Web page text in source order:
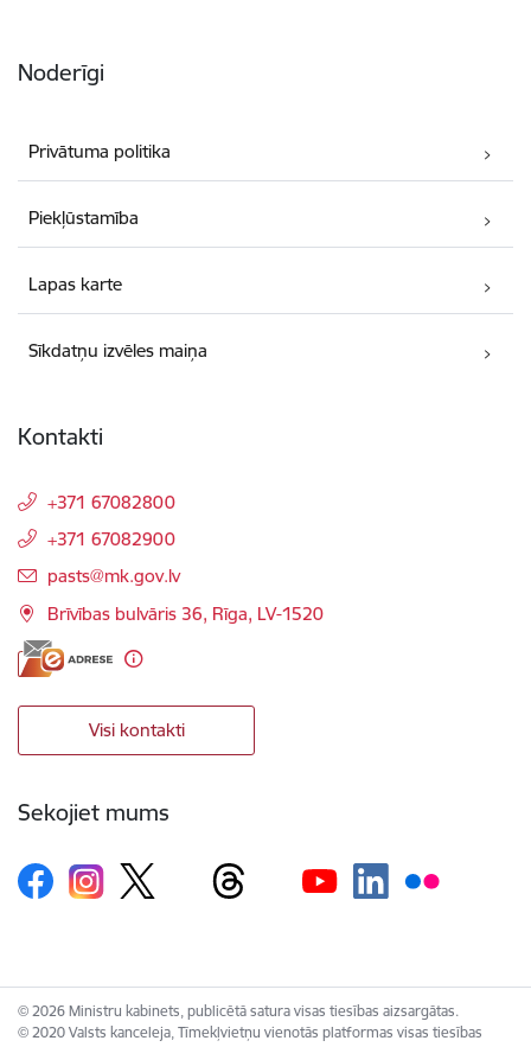
Noderīgi
Privātuma politika
Piekļūstamība
Lapas karte
Sīkdatņu izvēles maiņa
Kontakti
+371 67082800
+371 67082900
E-pasts:
pasts@mk.gov.lv
Brīvības bulvāris 36, Rīga, LV-1520
Visi kontakti
Sekojiet mums
© 2026 Ministru kabinets, publicētā satura visas tiesības aizsargātas.
© 2020 Valsts kanceleja, Tīmekļvietņu vienotās platformas visas tiesības